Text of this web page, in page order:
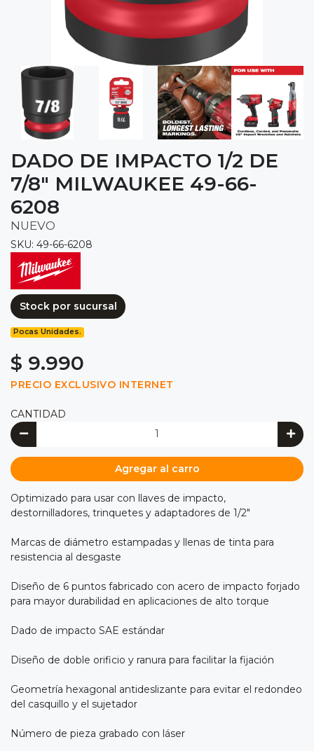
DADO DE IMPACTO 1/2 DE
7/8" MILWAUKEE 49-66-
6208
NUEVO
SKU: 49-66-6208
Stock por sucursal
Pocas Unidades.
$ 9.990
PRECIO EXCLUSIVO INTERNET
CANTIDAD
Agregar al carro
Optimizado para usar con llaves de impacto,
destornilladores, trinquetes y adaptadores de 1/2"
Marcas de diámetro estampadas y llenas de tinta para
resistencia al desgaste
Diseño de 6 puntos fabricado con acero de impacto forjado
para mayor durabilidad en aplicaciones de alto torque
Dado de impacto SAE estándar
Diseño de doble orificio y ranura para facilitar la fijación
Geometría hexagonal antideslizante para evitar el redondeo
del casquillo y el sujetador
Número de pieza grabado con láser